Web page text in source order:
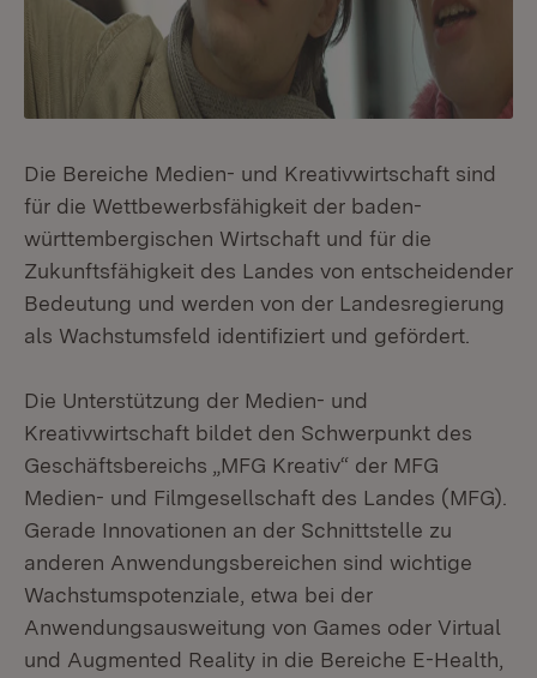
Die Bereiche Medien- und Kreativwirtschaft sind
für die Wettbewerbsfähigkeit der baden-
württembergischen Wirtschaft und für die
Zukunftsfähigkeit des Landes von entscheidender
Bedeutung und werden von der Landesregierung
als Wachstumsfeld identifiziert und gefördert.
Die Unterstützung der Medien- und
Kreativwirtschaft bildet den Schwerpunkt des
Geschäftsbereichs „MFG Kreativ“ der MFG
Medien- und Filmgesellschaft des Landes (MFG).
Gerade Innovationen an der Schnittstelle zu
anderen Anwendungsbereichen sind wichtige
Wachstumspotenziale, etwa bei der
Anwendungsausweitung von Games oder Virtual
und Augmented Reality in die Bereiche E-Health,